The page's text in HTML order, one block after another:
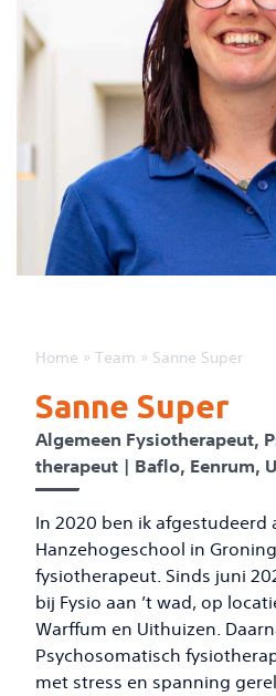
Home » Team » Sanne Super
Sanne Super
Algemeen Fysiotherapeut,
therapeut | Baflo, Eenrum,
In 2020 ben ik afgestudeerd
Hanzehogeschool in
fysiotherapeut. Sinds juni
bij Fysio aan ’t wad, op
Warffum en Uithuizen.
Psychosomatisch
met stress en spanning